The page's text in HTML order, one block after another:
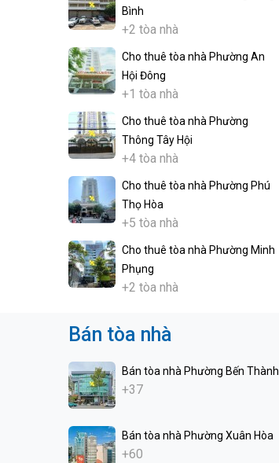
Bình
+2 tòa nhà
Cho thuê tòa nhà Phường An
Hội Đông
+1 tòa nhà
Cho thuê tòa nhà Phường
Thông Tây Hội
+4 tòa nhà
Cho thuê tòa nhà Phường Phú
Thọ Hòa
+5 tòa nhà
Cho thuê tòa nhà Phường Minh
Phụng
+2 tòa nhà
Bán tòa nhà
Bán tòa nhà Phường Bến Thành
+37
Bán tòa nhà Phường Xuân Hòa
+60